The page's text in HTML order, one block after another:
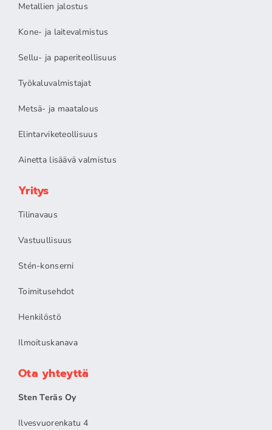
Metallien jalostus
Kone- ja laitevalmistus
Sellu- ja paperiteollisuus
Työkaluvalmistajat
Metsä- ja maatalous
Elintarviketeollisuus
Ainetta lisäävä valmistus
Yritys
Tilinavaus
Vastuullisuus
Stén-konserni
Toimitusehdot
Henkilöstö
Ilmoituskanava
Ota yhteyttä
Sten Teräs Oy
Ilvesvuorenkatu 4